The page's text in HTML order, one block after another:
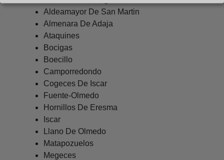
Aldeamayor De San Martin
Almenara De Adaja
Ataquines
Bocigas
Boecillo
Camporredondo
Cogeces De Iscar
Fuente-Olmedo
Hornillos De Eresma
Iscar
Llano De Olmedo
Matapozuelos
Megeces